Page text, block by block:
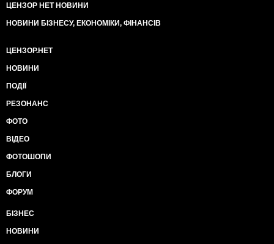
ЦЕНЗОР НЕТ НОВИНИ
НОВИНИ БІЗНЕСУ, ЕКОНОМІКИ, ФІНАНСІВ
ЦЕНЗОР.НЕТ
НОВИНИ
ПОДІЇ
РЕЗОНАНС
ФОТО
ВІДЕО
ФОТОШОПИ
БЛОГИ
ФОРУМ
БІЗНЕС
НОВИНИ